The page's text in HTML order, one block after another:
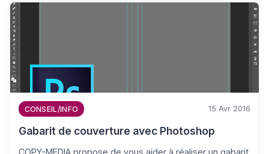
CONSEIL/INFO 15 Avr 2016
Gabarit de couverture avec Photoshop
COPY-MEDIA propose de vous aider à réaliser un gabarit